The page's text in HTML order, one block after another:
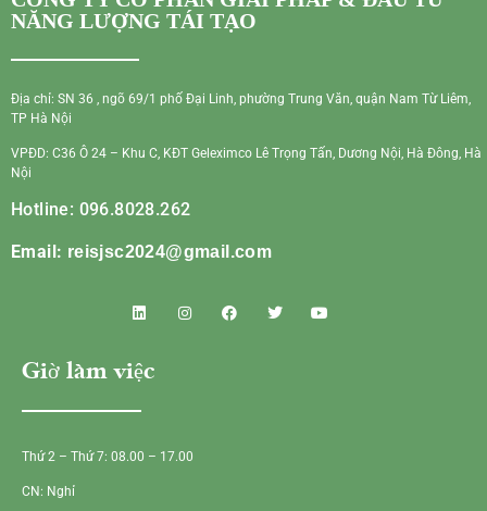
NĂNG LƯỢNG TÁI TẠO
Địa chỉ: SN 36 , ngõ 69/1 phố Đại Linh, phường Trung Văn, quận Nam Từ Liêm,
TP Hà Nội
VPĐD: C36 Ô 24 – Khu C, KĐT Geleximco Lê Trọng Tấn, Dương Nội, Hà Đông, Hà
Nội
Hotline: 096.8028.262
Email: reisjsc2024@gmail.com
Giờ làm việc
Thứ 2 – Thứ 7: 08.00 – 17.00
CN: Nghỉ